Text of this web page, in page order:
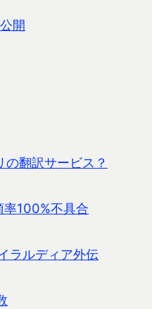
開
翻訳サービス？
率100%不具合
ラルディア外伝